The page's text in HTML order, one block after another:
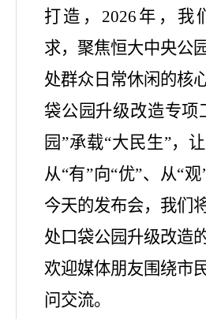
打造，2026年，我
求，聚焦恒大中央公
处群众日常休闲的核
袋公园升级改造专项
园”承载“大民生”，
从“有”向“优”、从“观
今天的发布会，我们
处口袋公园升级改造
欢迎媒体朋友围绕市
问交流。